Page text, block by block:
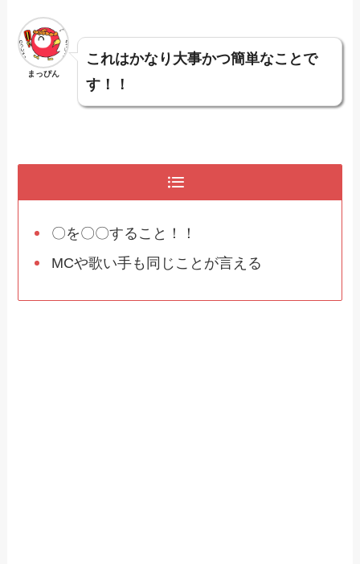
まっぴん
これはかなり大事かつ簡単なことで
す！！
〇を〇〇すること！！
MCや歌い手も同じことが言える